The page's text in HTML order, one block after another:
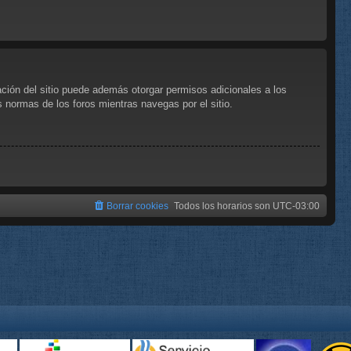
del sitio puede además otorgar permisos adicionales a los
de los foros mientras navegas por el sitio.
Todos los horarios son UTC-03:00
Borrar cookies